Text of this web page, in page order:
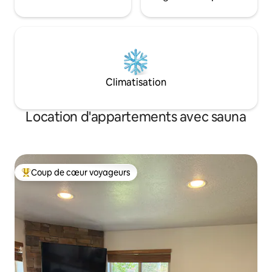
Climatisation
Location d'appartements avec sauna
Coups de cœur voyageurs les plus appréciés
Coup de cœur voyageurs